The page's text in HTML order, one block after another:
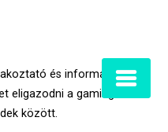
és informatív
eligazodni a gaming
között.